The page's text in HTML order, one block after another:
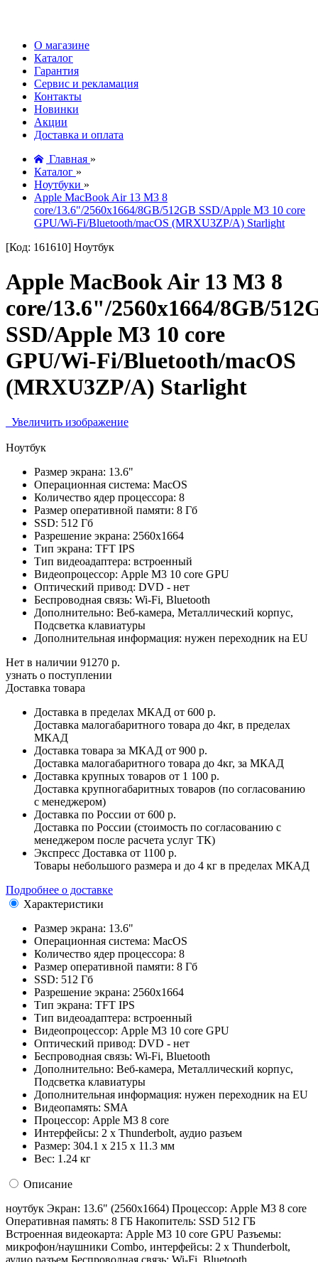
О магазине
Каталог
Гарантия
Сервис и рекламация
Контакты
Новинки
Акции
Доставка и оплата
Главная »
Каталог »
Ноутбуки »
Apple MacBook Air 13 M3 8
core/13.6"/2560x1664/8GB/512GB SSD/Apple M3 10 core
GPU/Wi-Fi/Bluetooth/macOS (MRXU3ZP/A) Starlight
[Код: 161610] Ноутбук
Apple MacBook Air 13 M3 8
core/13.6"/2560x1664/8GB/
SSD/Apple M3 10 core
GPU/Wi-Fi/Bluetooth/macOS
(MRXU3ZP/A) Starlight
Увеличить изображение
Ноутбук
Размер экрана: 13.6"
Операционная система: MacOS
Количество ядер процессора: 8
Размер оперативной памяти: 8 Гб
SSD: 512 Гб
Разрешение экрана: 2560х1664
Тип экрана: TFT IPS
Тип видеоадаптера: встроенный
Видеопроцессор: Apple M3 10 core GPU
Оптический привод: DVD - нет
Беспроводная связь: Wi-Fi, Bluetooth
Дополнительно: Веб-камера, Металлический корпус,
Подсветка клавиатуры
Дополнительная информация: нужен переходник на EU
Нет в наличии 91270 р.
узнать о поступлении
Доставка товара
Доставка в пределах МКАД от 600 р.
Доставка малогабаритного товара до 4кг, в пределах
МКАД
Доставка товара за МКАД от 900 р.
Доставка малогабаритного товара до 4кг, за МКАД
Доставка крупных товаров от 1 100 р.
Доставка крупногабаритных товаров (по согласованию
с менеджером)
Доставка по России от 600 р.
Доставка по России (стоимость по согласованию с
менеджером после расчета услуг ТК)
Экспресс Доставка от 1100 р.
Товары небольшого размера и до 4 кг в пределах МКАД
Подробнее о доставке
Характеристики
Размер экрана: 13.6"
Операционная система: MacOS
Количество ядер процессора: 8
Размер оперативной памяти: 8 Гб
SSD: 512 Гб
Разрешение экрана: 2560х1664
Тип экрана: TFT IPS
Тип видеоадаптера: встроенный
Видеопроцессор: Apple M3 10 core GPU
Оптический привод: DVD - нет
Беспроводная связь: Wi-Fi, Bluetooth
Дополнительно: Веб-камера, Металлический корпус,
Подсветка клавиатуры
Дополнительная информация: нужен переходник на EU
Видеопамять: SMA
Процессор: Apple M3 8 core
Интерфейсы: 2 x Thunderbolt, аудио разъем
Размер: 304.1 x 215 x 11.3 мм
Вес: 1.24 кг
Описание
ноутбук Экран: 13.6" (2560x1664) Процессор: Apple M3 8 core
Оперативная память: 8 ГБ Накопитель: SSD 512 ГБ
Встроенная видеокарта: Apple M3 10 core GPU Разъемы:
микрофон/наушники Combo, интерфейсы: 2 x Thunderbolt,
аудио разъем Беспроводная связь: Wi-Fi, Bluetooth